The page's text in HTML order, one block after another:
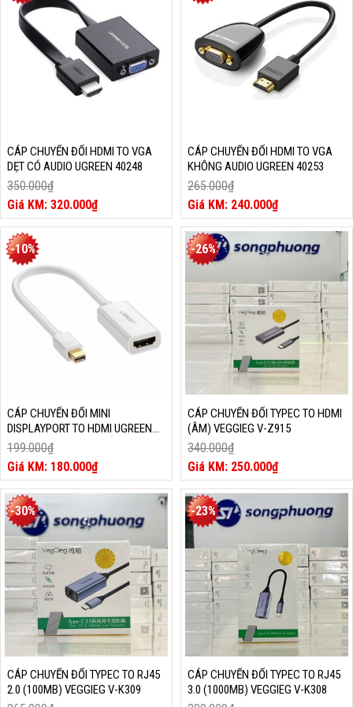
140.000₫.
CÁP CHUYỂN ĐỔI HDMI TO VGA
DẸT CÓ AUDIO UGREEN 40248
350.000₫
Giá
gốc
là:
350.000₫.
320.000₫
Giá
hiện
tại
là:
320.000₫.
CÁP CHUYỂN ĐỔI HDMI TO VGA
KHÔNG AUDIO UGREEN 40253
265.000₫
Giá
gốc
là:
265.000₫.
240.000₫
Giá
hiện
tại
là:
-10%
CÁP CHUYỂN ĐỔI MINI
DISPLAYPORT TO HDMI UGREEN
199.000₫
Giá
gốc
là:
199.000₫.
180.000₫
Giá
hiện
tại
là:
180.000₫.
-26%
CÁP CHUYỂN ĐỔI TYPEC TO HDMI
(ÂM) VEGGIEG V-Z915
340.000₫
Giá
gốc
là:
340.000₫.
250.000₫
Giá
hiện
tại
là:
250.000₫.
-30%
CÁP CHUYỂN ĐỔI TYPEC TO RJ45
2.0 (100MB) VEGGIEG V-K309
-23%
CÁP CHUYỂN ĐỔI TYPEC TO RJ45
3.0 (1000MB) VEGGIEG V-K308